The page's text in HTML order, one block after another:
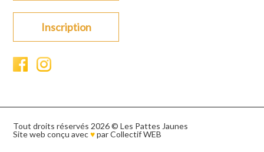
Inscription
Tout droits réservés 2026 © Les Pattes Jaunes
Site web conçu avec♥parCollectif WEB